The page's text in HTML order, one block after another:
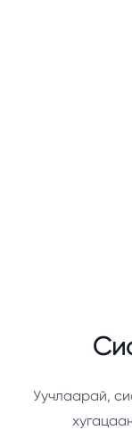
Уучлаарай,